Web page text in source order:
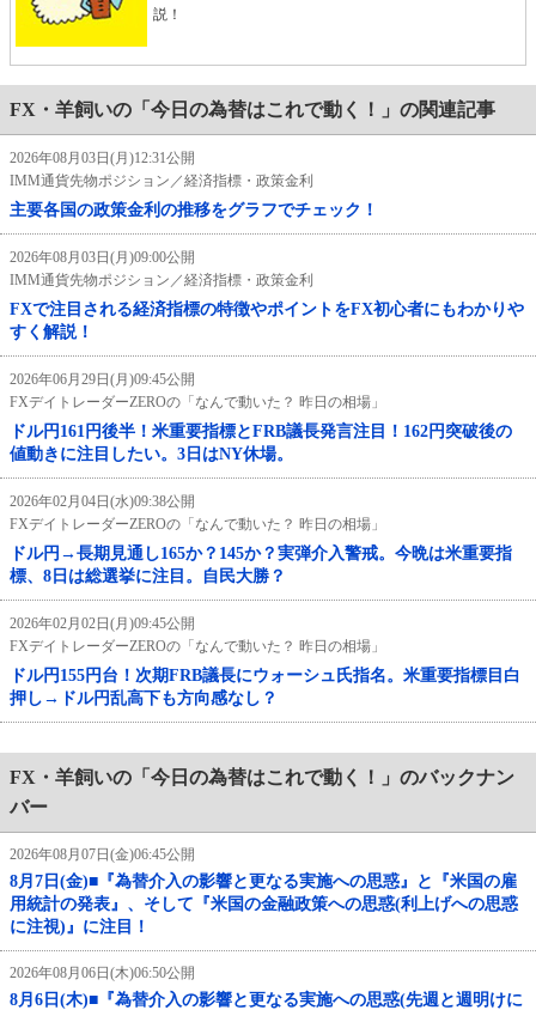
説！
FX・羊飼いの「今日の為替はこれで動く！」の関連記事
2026年08月03日(月)12:31公開
IMM通貨先物ポジション／経済指標・政策金利
主要各国の政策金利の推移をグラフでチェック！
2026年08月03日(月)09:00公開
IMM通貨先物ポジション／経済指標・政策金利
FXで注目される経済指標の特徴やポイントをFX初心者にもわかりや
すく解説！
2026年06月29日(月)09:45公開
FXデイトレーダーZEROの「なんで動いた？ 昨日の相場」
ドル円161円後半！米重要指標とFRB議長発言注目！162円突破後の
値動きに注目したい。3日はNY休場。
2026年02月04日(水)09:38公開
FXデイトレーダーZEROの「なんで動いた？ 昨日の相場」
ドル円→長期見通し165か？145か？実弾介入警戒。今晩は米重要指
標、8日は総選挙に注目。自民大勝？
2026年02月02日(月)09:45公開
FXデイトレーダーZEROの「なんで動いた？ 昨日の相場」
ドル円155円台！次期FRB議長にウォーシュ氏指名。米重要指標目白
押し→ドル円乱高下も方向感なし？
FX・羊飼いの「今日の為替はこれで動く！」のバックナン
バー
2026年08月07日(金)06:45公開
8月7日(金)■『為替介入の影響と更なる実施への思惑』と『米国の雇
用統計の発表』、そして『米国の金融政策への思惑(利上げへの思惑
に注視)』に注目！
2026年08月06日(木)06:50公開
8月6日(木)■『為替介入の影響と更なる実施への思惑(先週と週明けに